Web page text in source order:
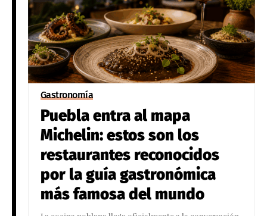
Gastronomía
Puebla entra al mapa
Michelin: estos son los
restaurantes reconocidos
por la guía gastronómica
más famosa del mundo